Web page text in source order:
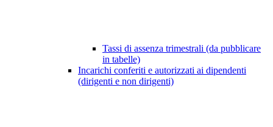
Tassi di assenza trimestrali (da pubblicare
in tabelle)
Incarichi conferiti e autorizzati ai dipendenti
(dirigenti e non dirigenti)